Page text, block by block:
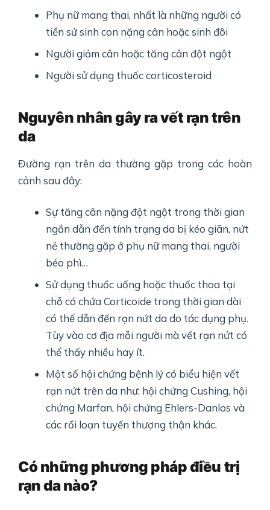
Phụ nữ mang thai, nhất là những người có
tiền sử sinh con nặng cân hoặc sinh đôi
Người giảm cân hoặc tăng cân đột ngột
Người sử dụng thuốc corticosteroid
Nguyên nhân gây ra vết rạn trên
da
Đường rạn trên da thường gặp trong các hoàn
cảnh sau đây:
Sự tăng cân nặng đột ngột trong thời gian
ngắn dẫn đến tính trạng da bị kéo giãn, nứt
nẻ thường gặp ở phụ nữ mang thai, người
béo phì…
Sử dụng thuốc uống hoặc thuốc thoa tại
chỗ có chứa Corticoide trong thời gian dài
có thể dẫn đến rạn nứt da do tác dụng phụ.
Tùy vào cơ địa mỗi người mà vết rạn nứt có
thể thấy nhiều hay ít.
Một số hội chứng bệnh lý có biểu hiện vết
rạn nứt trên da như: hội chứng Cushing, hội
chứng Marfan, hội chứng Ehlers-Danlos và
các rối loạn tuyến thượng thận khác.
Có những phương pháp điều trị
rạn da nào?